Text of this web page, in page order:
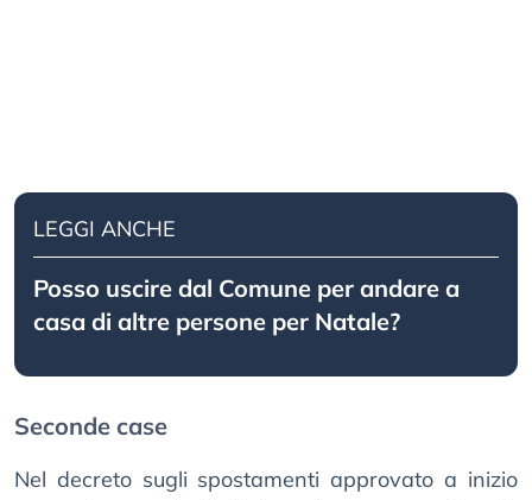
LEGGI ANCHE
Posso uscire dal Comune per andare a
casa di altre persone per Natale?
Seconde case
Nel decreto sugli spostamenti approvato a inizio